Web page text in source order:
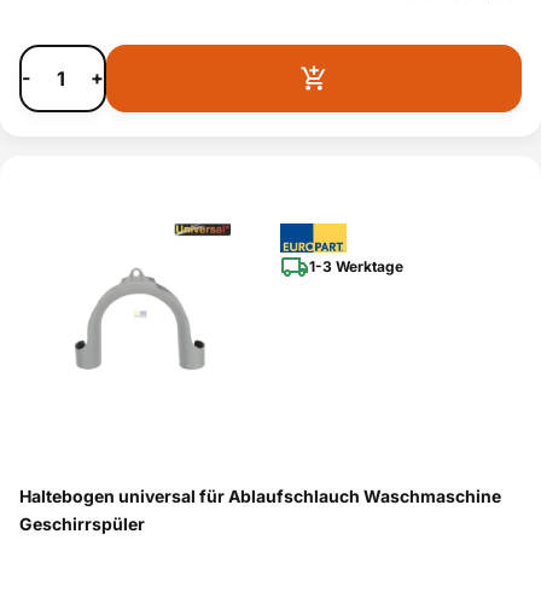
- +
1-3 Werktage
Haltebogen universal für Ablaufschlauch Waschmaschine
Geschirrspüler